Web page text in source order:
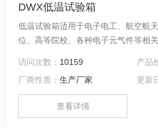
DWX低温试验箱
低温试验箱适用于电子电工、航空航
位、高等院校、各种电子元气件等相
各性能指标。
访问次数： 10159 产品
厂商性质：生产厂家 更新
查看详情